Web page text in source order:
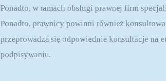
Ponadto, w ramach obsługi prawnej firm
Ponadto, prawnicy powinni również
przeprowadza się odpowiednie konsultacje na
podpisywaniu.